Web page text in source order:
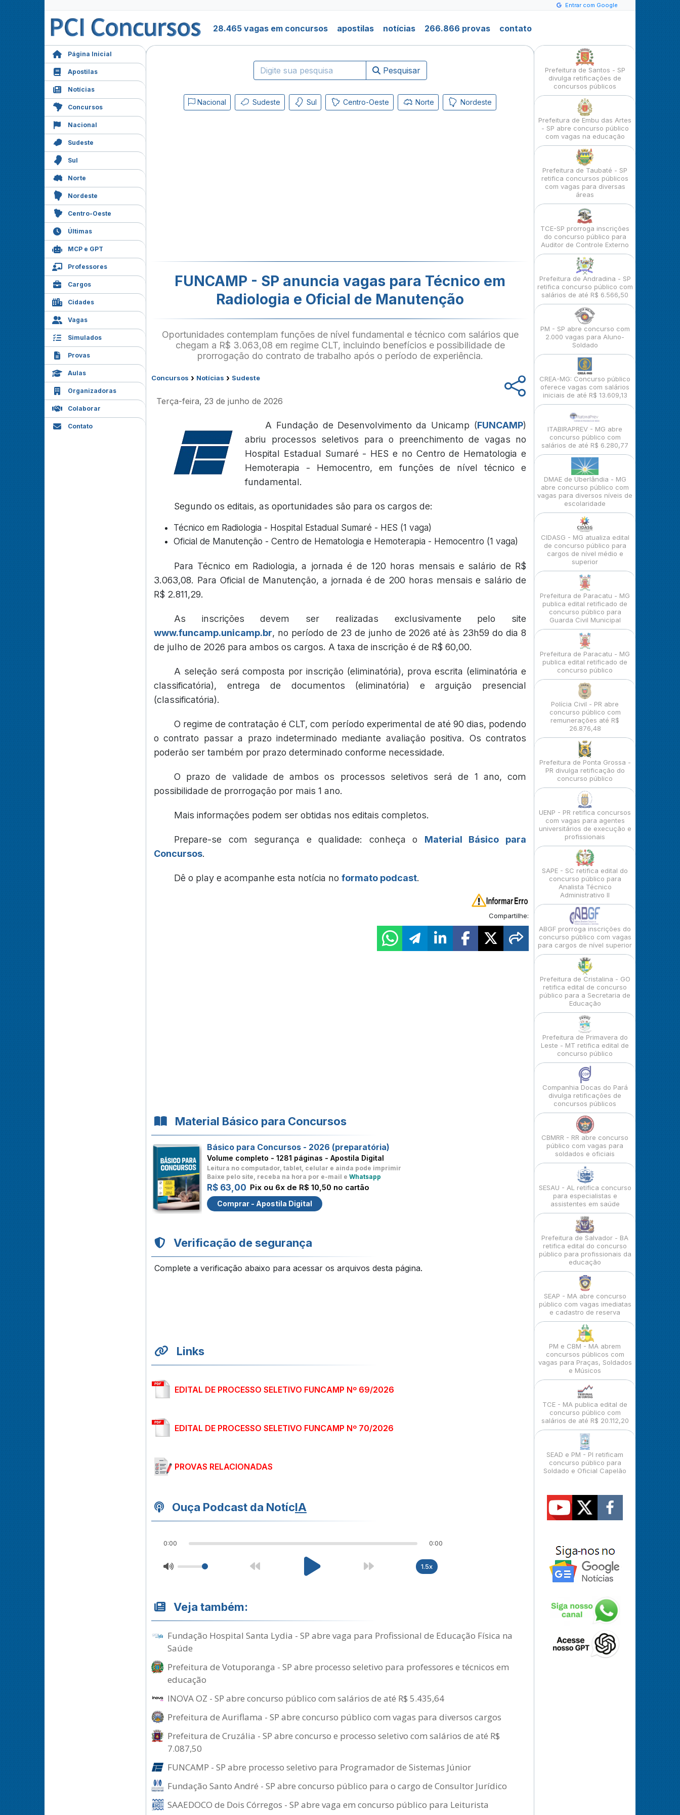
Entrar com Google
28.465 vagas em concursos apostilas notícias 266.866 provas contato
Página Inicial
Apostilas
Notícias
Concursos
Nacional
Sudeste
Sul
Norte
Nordeste
Centro-Oeste
Últimas
MCP e GPT
Professores
Cargos
Cidades
Vagas
Simulados
Provas
Aulas
Organizadoras
Colaborar
Contato
Pesquisar
Nacional Sudeste Sul Centro-Oeste Norte Nordeste
FUNCAMP - SP anuncia vagas para Técnico em
Radiologia e Oficial de Manutenção
Oportunidades contemplam funções de nível fundamental e técnico com salários que
chegam a R$ 3.063,08 em regime CLT, incluindo benefícios e possibilidade de
prorrogação do contrato de trabalho após o período de experiência.
Concursos › Notícias › Sudeste
Terça-feira, 23 de junho de 2026
A Fundação de Desenvolvimento da Unicamp (FUNCAMP)
abriu processos seletivos para o preenchimento de vagas no
Hospital Estadual Sumaré - HES e no Centro de Hematologia e
Hemoterapia - Hemocentro, em funções de nível técnico e
fundamental.
Segundo os editais, as oportunidades são para os cargos de:
Técnico em Radiologia - Hospital Estadual Sumaré - HES (1 vaga)
Oficial de Manutenção - Centro de Hematologia e Hemoterapia - Hemocentro (1 vaga)
Para Técnico em Radiologia, a jornada é de 120 horas mensais e salário de R$
3.063,08. Para Oficial de Manutenção, a jornada é de 200 horas mensais e salário de
R$ 2.811,29.
As inscrições devem ser realizadas exclusivamente pelo site
www.funcamp.unicamp.br, no período de 23 de junho de 2026 até às 23h59 do dia 8
de julho de 2026 para ambos os cargos. A taxa de inscrição é de R$ 60,00.
A seleção será composta por inscrição (eliminatória), prova escrita (eliminatória e
classificatória), entrega de documentos (eliminatória) e arguição presencial
(classificatória).
O regime de contratação é CLT, com período experimental de até 90 dias, podendo
o contrato passar a prazo indeterminado mediante avaliação positiva. Os contratos
poderão ser também por prazo determinado conforme necessidade.
O prazo de validade de ambos os processos seletivos será de 1 ano, com
possibilidade de prorrogação por mais 1 ano.
Mais informações podem ser obtidas nos editais completos.
Prepare-se com segurança e qualidade: conheça o Material Básico para
Concursos.
Dê o play e acompanhe esta notícia no formato podcast.
Compartilhe:
Material Básico para Concursos
Básico para Concursos - 2026 (preparatória)
Volume completo - 1281 páginas - Apostila Digital
Leitura no computador, tablet, celular e ainda pode imprimir
Baixe pelo site, receba na hora por e-mail e Whatsapp
R$ 63,00 Pix ou 6x de R$ 10,50 no cartão
Comprar - Apostila Digital
Verificação de segurança
Complete a verificação abaixo para acessar os arquivos desta página.
Links
EDITAL DE PROCESSO SELETIVO FUNCAMP Nº 69/2026
EDITAL DE PROCESSO SELETIVO FUNCAMP Nº 70/2026
PROVAS RELACIONADAS
Ouça Podcast da NotícIA
0:00 0:00
1.5x
Veja também:
Fundação Hospital Santa Lydia - SP abre vaga para Profissional de Educação Física na
Saúde
Prefeitura de Votuporanga - SP abre processo seletivo para professores e técnicos em
educação
INOVA OZ - SP abre concurso público com salários de até R$ 5.435,64
Prefeitura de Auriflama - SP abre concurso público com vagas para diversos cargos
Prefeitura de Cruzália - SP abre concurso e processo seletivo com salários de até R$
7.087,50
FUNCAMP - SP abre processo seletivo para Programador de Sistemas Júnior
Fundação Santo André - SP abre concurso público para o cargo de Consultor Jurídico
SAAEDOCO de Dois Córregos - SP abre vaga em concurso público para Leiturista
Prefeitura de Santos - SP
divulga retificações de
concursos públicos
Prefeitura de Embu das Artes
- SP abre concurso público
com vagas na educação
Prefeitura de Taubaté - SP
retifica concursos públicos
com vagas para diversas
áreas
TCE-SP prorroga inscrições
do concurso público para
Auditor de Controle Externo
Prefeitura de Andradina - SP
retifica concurso público com
salários de até R$ 6.566,50
PM - SP abre concurso com
2.000 vagas para Aluno-
Soldado
CREA-MG: Concurso público
oferece vagas com salários
iniciais de até R$ 13.609,13
ITABIRAPREV - MG abre
concurso público com
salários de até R$ 6.280,77
DMAE de Uberlândia - MG
abre concurso público com
vagas para diversos níveis de
escolaridade
CIDASG - MG atualiza edital
de concurso público para
cargos de nível médio e
superior
Prefeitura de Paracatu - MG
publica edital retificado de
concurso público para
Guarda Civil Municipal
Prefeitura de Paracatu - MG
publica edital retificado de
concurso público
Polícia Civil - PR abre
concurso público com
remunerações até R$
26.876,48
Prefeitura de Ponta Grossa -
PR divulga retificação do
concurso público
UENP - PR retifica concursos
com vagas para agentes
universitários de execução e
profissionais
SAPE - SC retifica edital do
concurso público para
Analista Técnico
Administrativo II
ABGF prorroga inscrições do
concurso público com vagas
para cargos de nível superior
Prefeitura de Cristalina - GO
retifica edital de concurso
público para a Secretaria de
Educação
Prefeitura de Primavera do
Leste - MT retifica edital de
concurso público
Companhia Docas do Pará
divulga retificações de
concursos públicos
CBMRR - RR abre concurso
público com vagas para
soldados e oficiais
SESAU - AL retifica concurso
para especialistas e
assistentes em saúde
Prefeitura de Salvador - BA
retifica edital do concurso
público para profissionais da
educação
SEAP - MA abre concurso
público com vagas imediatas
e cadastro de reserva
PM e CBM - MA abrem
concursos públicos com
vagas para Praças, Soldados
e Músicos
TCE - MA publica edital de
concurso público com
salários de até R$ 20.112,20
SEAD e PM - PI retificam
concurso público para
Soldado e Oficial Capelão